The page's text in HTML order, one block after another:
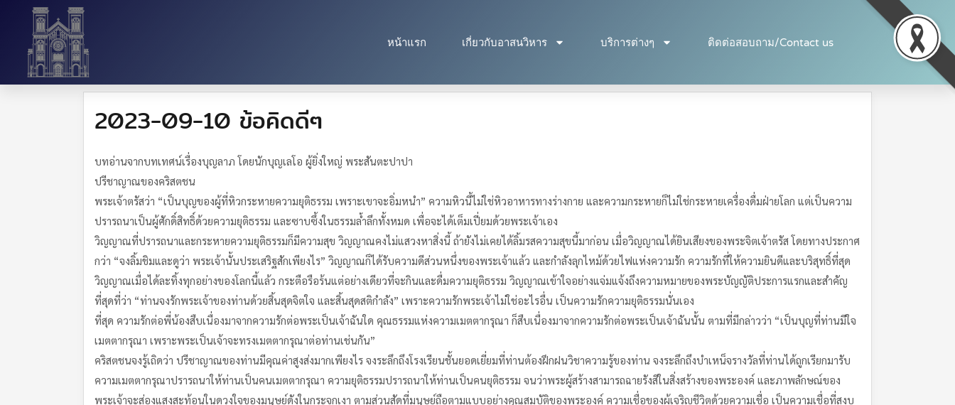
หน้าแรก เกี่ยวกับอาสนวิหาร บริการต่างๆ ติดต่อสอบถาม/Contact us
2023-09-10 ข้อคิดดีๆ
บทอ่านจากบทเทศน์เรื่องบุญลาภ โดยนักบุญเลโอ ผู้ยิ่งใหญ่ พระสันตะปาปา
ปรีชาญาณของคริสตชน
พระเจ้าตรัสว่า “เป็นบุญของผู้ที่หิวกระหายความยุติธรรม เพราะเขาจะอิ่มหนำ” ความหิวนี้ไม่ใช่หิวอาหารทางร่างกาย และความกระหายก็ไม่ใช่กระหายเครื่องดื่มฝ่ายโลก แต่เป็นความ
ปรารถนาเป็นผู้ศักดิ์สิทธิ์ด้วยความยุติธรรม และซาบซึ้งในธรรมล้ำลึกทั้งหมด เพื่อจะได้เต็มเปี่ยมด้วยพระเจ้าเอง
วิญญาณที่ปรารถนาและกระหายความยุติธรรมก็มีความสุข วิญญาณคงไม่แสวงหาสิ่งนี้ ถ้ายังไม่เคยได้ลิ้มรสความสุขนี้มาก่อน เมื่อวิญญาณได้ยินเสียงของพระจิตเจ้าตรัส โดยทางประกาศ
กว่า “จงลิ้มชิมและดูว่า พระเจ้านั้นประเสริฐสักเพียงไร” วิญญาณก็ได้รับความดีส่วนหนึ่งของพระเจ้าแล้ว และกำลังลุกไหม้ด้วยไฟแห่งความรัก ความรักที่ให้ความยินดีและบริสุทธิ์ที่สุด
วิญญาณเมื่อได้ละทิ้งทุกอย่างของโลกนี้แล้ว กระตือรือร้นแต่อย่างเดียวที่จะกินและดื่มความยุติธรรม วิญญาณเข้าใจอย่างแจ่มแจ้งถึงความหมายของพระบัญญัติประการแรกและสำคัญ
ที่สุดที่ว่า “ท่านจงรักพระเจ้าของท่านด้วยสิ้นสุดจิตใจ และสิ้นสุดสติกำลัง” เพราะความรักพระเจ้าไม่ใช่อะไรอื่น เป็นความรักความยุติธรรมนั่นเอง
ที่สุด ความรักต่อพี่น้องสืบเนื่องมาจากความรักต่อพระเป็นเจ้าฉันใด คุณธรรมแห่งความเมตตากรุณา ก็สืบเนื่องมาจากความรักต่อพระเป็นเจ้าฉันนั้น ตามที่มีกล่าวว่า “เป็นบุญที่ท่านมีใจ
เมตตากรุณา เพราะพระเป็นเจ้าจะทรงเมตตากรุณาต่อท่านเช่นกัน”
คริสตชนจงรู้เถิดว่า ปรีชาญาณของท่านมีคุณค่าสูงส่งมากเพียงไร จงระลึกถึงโรงเรียนชั้นยอดเยี่ยมที่ท่านต้องฝึกฝนวิชาความรู้ของท่าน จงระลึกถึงบำเหน็จรางวัลที่ท่านได้ถูกเรียกมารับ
ความเมตตากรุณาปรารถนาให้ท่านเป็นคนเมตตากรุณา ความยุติธรรมปรารถนาให้ท่านเป็นคนยุติธรรม จนว่าพระผู้สร้างสามารถฉายรังสีในสิ่งสร้างของพระองค์ และภาพลักษณ์ของ
พระเจ้าจะส่องแสงสะท้อนในดวงใจของมนุษย์ดังในกระจกเงา ตามส่วนสัดที่มนุษย์ถือตามแบบอย่างคุณสมบัติของพระองค์ ความเชื่อของผู้เจริญชีวิตด้วยความเชื่อ เป็นความเชื่อที่สงบ